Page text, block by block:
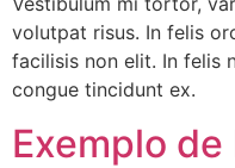
volutpat risus. In felis
facilisis non elit. In felis
congue tincidunt ex.
Exemplo de